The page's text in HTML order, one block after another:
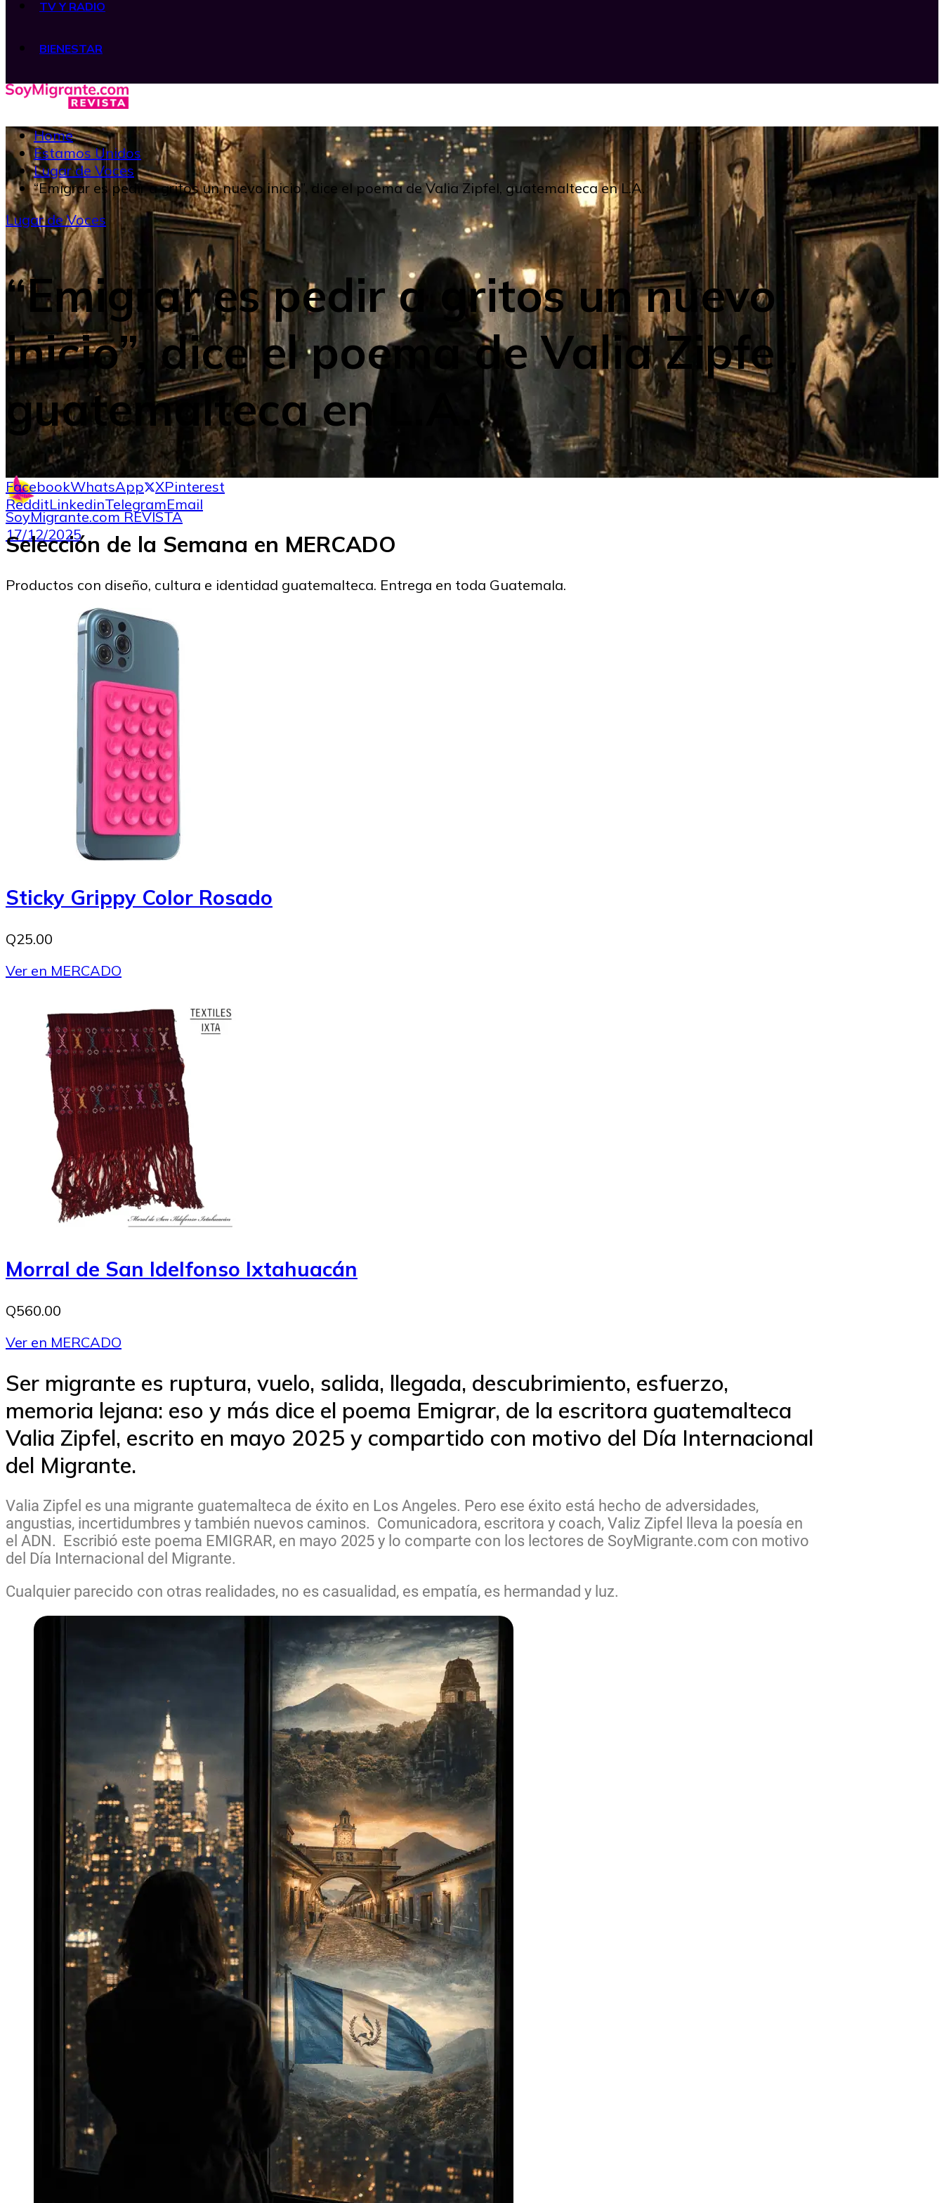
TV Y RADIO
BIENESTAR
Home
Estamos Unidos
Lugar de Voces
“Emigrar es pedir a gritos un nuevo inicio”, dice el poema de Valia Zipfel, guatemalteca en L.A.
Lugar de Voces
“Emigrar es pedir a gritos un nuevo
inicio”, dice el poema de Valia Zipfel,
guatemalteca en L.A.
SoyMigrante.com REVISTA
17/12/2025
FacebookWhatsApp XPinterest
RedditLinkedinTelegramEmail
Selección de la Semana en MERCADO
Productos con diseño, cultura e identidad guatemalteca. Entrega en toda Guatemala.
Sticky Grippy Color Rosado
Q25.00
Ver en MERCADO
Morral de San Idelfonso Ixtahuacán
Q560.00
Ver en MERCADO
Ser migrante es ruptura, vuelo, salida, llegada, descubrimiento, esfuerzo,
memoria lejana: eso y más dice el poema Emigrar, de la escritora guatemalteca
Valia Zipfel, escrito en mayo 2025 y compartido con motivo del Día Internacional
del Migrante.
Valia Zipfel es una migrante guatemalteca de éxito en Los Angeles. Pero ese éxito está hecho de adversidades,
angustias, incertidumbres y también nuevos caminos. Comunicadora, escritora y coach, Valiz Zipfel lleva la poesía en
el ADN. Escribió este poema EMIGRAR, en mayo 2025 y lo comparte con los lectores de SoyMigrante.com con motivo
del Día Internacional del Migrante.
Cualquier parecido con otras realidades, no es casualidad, es empatía, es hermandad y luz.